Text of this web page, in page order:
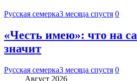
Русская семерка3 месяца спустя 0
«Честь имею»: что на
значит
Русская семерка3 месяца спустя 0
Август 2026